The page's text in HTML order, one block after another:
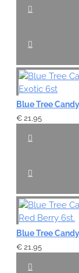
€ 21,95
€ 21,95